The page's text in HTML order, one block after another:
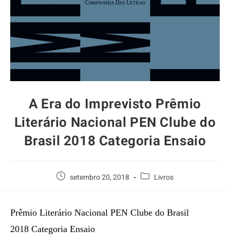
A Era do Imprevisto Prêmio
Literário Nacional PEN Clube do
Brasil 2018 Categoria Ensaio
setembro 20, 2018 Livros
Prêmio Literário Nacional PEN Clube do Brasil
2018 Categoria Ensaio